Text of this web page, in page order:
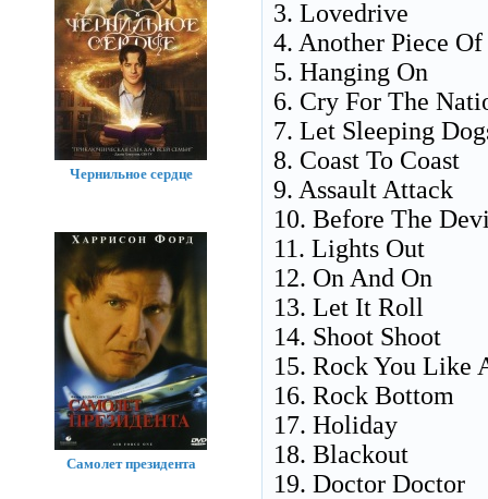
3. Lovedrive
4. Another Piece
5. Hanging On
6. Cry For The
7. Let Sleeping
8. Coast To Coast
9. Assault Attack
10. Before The
11. Lights Out
12. On And On
13. Let It Roll
14. Shoot Shoot
15. Rock You Like
16. Rock Bottom
17. Holiday
18. Blackout
19. Doctor Doctor
Чернильное сердце
Самолет президента